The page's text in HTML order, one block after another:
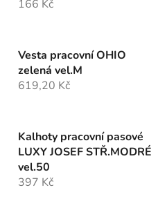
166 Kč
Vesta pracovní OHIO
zelená vel.M
619,20 Kč
Kalhoty pracovní pasové
LUXY JOSEF STŘ.MODRÉ
vel.50
397 Kč